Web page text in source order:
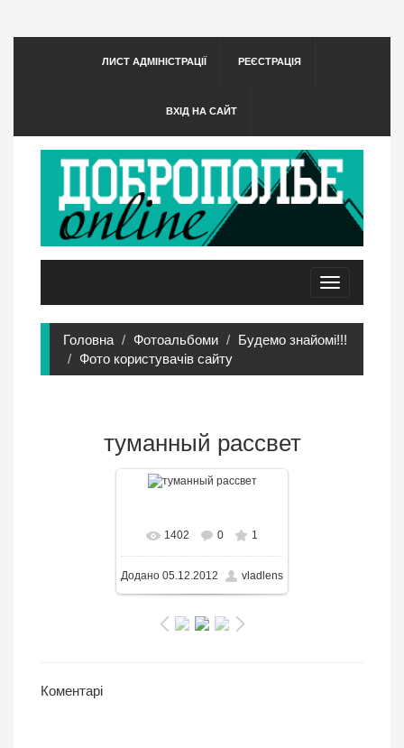
ЛИСТ АДМІНІСТРАЦІЇ РЕЄСТРАЦІЯ
ВХІД НА САЙТ
Toggle
navigation
Головна Фотоальбоми
Будемо знайомі!!!
Фото користувачів сайту
туманный рассвет
2000x1423/ 141.5KB
1402 0 1
Додано 05.12.2012 vladlens
Коментарі